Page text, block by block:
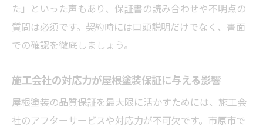
た」といった声もあり、保証書の読み合わせや不明点の
質問は必須です。契約時には口頭説明だけでなく、書面
での確認を徹底しましょう。
施工会社の対応力が屋根塗装保証に与える影響
屋根塗装の品質保証を最大限に活かすためには、施工会
社のアフターサービスや対応力が不可欠です。市原市で